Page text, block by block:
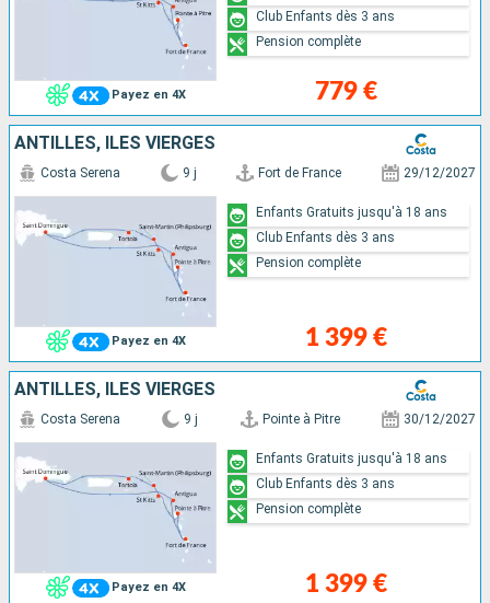
Payez en 4X 779 €
Club Enfants dès 3 ans
Pension complète
ANTILLES, ILES VIERGES
Payez en 4X
Costa Serena 9 j Fort de France 29/12/2027
1 399 €
Enfants Gratuits jusqu'à 18 ans
Club Enfants dès 3 ans
Pension complète
ANTILLES, ILES VIERGES
Payez en 4X
Costa Serena 9 j Pointe à Pitre 30/12/2027
1 399 €
Enfants Gratuits jusqu'à 18 ans
Club Enfants dès 3 ans
Pension complète